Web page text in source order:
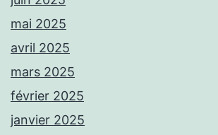
mai 2025
avril 2025
mars 2025
février 2025
janvier 2025